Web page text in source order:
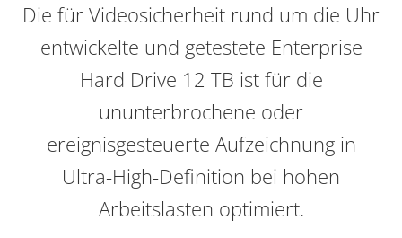
Die für Videosicherheit rund um die Uhr
entwickelte und getestete Enterprise
Hard Drive 12 TB ist für die
ununterbrochene oder
ereignisgesteuerte Aufzeichnung in
Ultra-High-Definition bei hohen
Arbeitslasten optimiert.